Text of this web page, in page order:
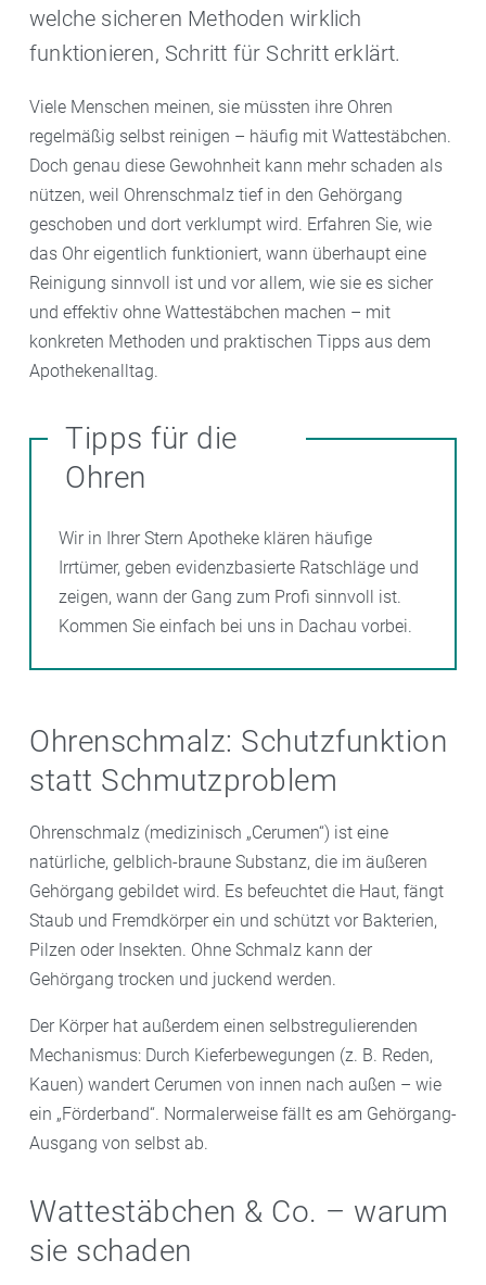
welche sicheren Methoden wirklich
funktionieren, Schritt für Schritt erklärt.
Viele Menschen meinen, sie müssten ihre Ohren
regelmäßig selbst reinigen – häufig mit Wattestäbchen.
Doch genau diese Gewohnheit kann mehr schaden als
nützen, weil Ohrenschmalz tief in den Gehörgang
geschoben und dort verklumpt wird. Erfahren Sie, wie
das Ohr eigentlich funktioniert, wann überhaupt eine
Reinigung sinnvoll ist und vor allem, wie sie es sicher
und effektiv ohne Wattestäbchen machen – mit
konkreten Methoden und praktischen Tipps aus dem
Apothekenalltag.
Tipps für die
Ohren
Wir in Ihrer Stern Apotheke klären häufige
Irrtümer, geben evidenzbasierte Ratschläge und
zeigen, wann der Gang zum Profi sinnvoll ist.
Kommen Sie einfach bei uns in Dachau vorbei.
Ohrenschmalz: Schutzfunktion
statt Schmutzproblem
Ohrenschmalz (medizinisch „Cerumen“) ist eine
natürliche, gelblich-braune Substanz, die im äußeren
Gehörgang gebildet wird. Es befeuchtet die Haut, fängt
Staub und Fremdkörper ein und schützt vor Bakterien,
Pilzen oder Insekten. Ohne Schmalz kann der
Gehörgang trocken und juckend werden.
Der Körper hat außerdem einen selbstregulierenden
Mechanismus: Durch Kieferbewegungen (z. B. Reden,
Kauen) wandert Cerumen von innen nach außen – wie
ein „Förderband“. Normalerweise fällt es am Gehörgang-
Ausgang von selbst ab.
Wattestäbchen & Co. – warum
sie schaden